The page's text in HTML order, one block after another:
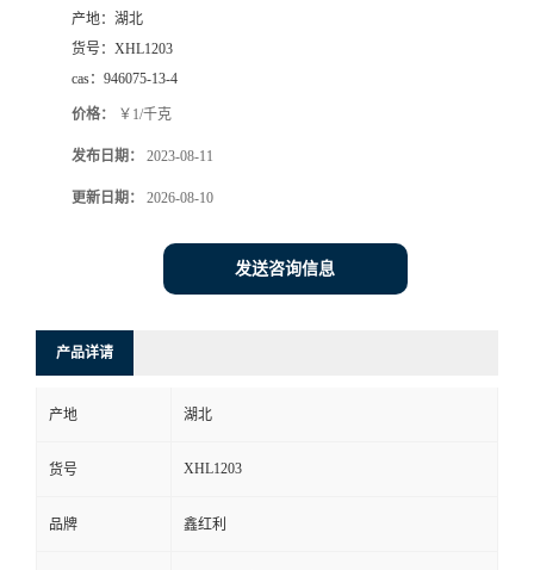
产地： 湖北
货号： XHL1203
cas： 946075-13-4
价格： ￥1/千克
发布日期： 2023-08-11
更新日期： 2026-08-10
发送咨询信息
产品详请
产地 湖北
货号 XHL1203
品牌 鑫红利